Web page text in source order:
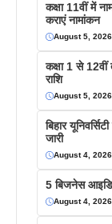
कक्षा 11वीं में
कराएं नामांकन
August 5, 2026
कक्षा 1 से 12वीं
राशि
August 5, 2026
बिहार
जारी
August 4, 2026
5 बिजनेस
August 4, 2026